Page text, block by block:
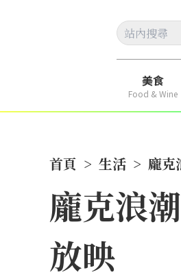
美食
Food & Wine
首頁 > 生活 > 龐克
龐克浪
放映